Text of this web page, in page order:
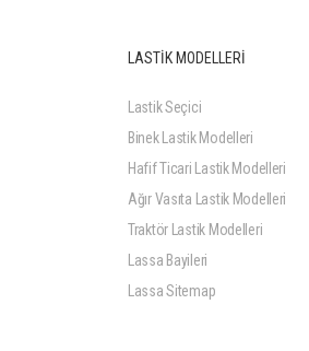
LASTİK MODELLERİ
Lastik Seçici
Binek Lastik Modelleri
Hafif Ticari Lastik Modelleri
Ağır Vasıta Lastik Modelleri
Traktör Lastik Modelleri
Lassa Bayileri
Lassa Sitemap